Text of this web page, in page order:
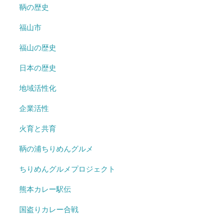
鞆の歴史
福山市
福山の歴史
日本の歴史
地域活性化
企業活性
火育と共育
鞆の浦ちりめんグルメ
ちりめんグルメプロジェクト
熊本カレー駅伝
国盗りカレー合戦